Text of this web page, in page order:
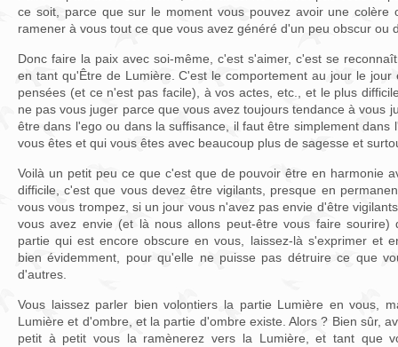
ce soit, parce que sur le moment vous pouvez avoir une colère
ramener à vous tout ce que vous avez généré d'un peu obscur ou
Donc faire la paix avec soi-même, c'est s'aimer, c'est se
en tant qu'Être de Lumière. C'est le comportement au jour le jour
pensées (et ce n'est pas facile), à vos actes, etc., et le plus
ne pas vous juger parce que vous avez toujours tendance à vous
être dans l'ego ou dans la suffisance, il faut être simplement dans
vous êtes et qui vous êtes avec beaucoup plus de sagesse et
Voilà un petit peu ce que c'est que de pouvoir être en harmonie
difficile, c'est que vous devez être vigilants, presque en
vous vous trompez, si un jour vous n'avez pas envie d'être
vous avez envie (et là nous allons peut-être vous faire sourire)
partie qui est encore obscure en vous, laissez-là s'exprimer et
bien évidemment, pour qu'elle ne puisse pas détruire ce que
d'autres.
Vous laissez parler bien volontiers la partie Lumière en vous,
Lumière et d'ombre, et la partie d'ombre existe. Alors ? Bien sûr,
petit à petit vous la ramènerez vers la Lumière, et tant que